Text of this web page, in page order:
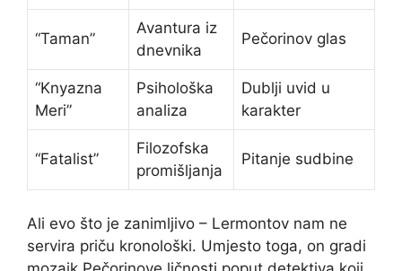
“Taman”
Avantura iz
dnevnika
Pečorinov glas
“Knyazna
Meri”
Psihološka
analiza
Dublji uvid u
karakter
“Fatalist”
Filozofska
promišljanja
Pitanje sudbine
Ali evo što je zanimljivo – Lermontov nam ne
servira priču kronološki. Umjesto toga, on gradi